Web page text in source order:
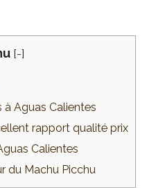
[-]
Aguas Calientes
rapport qualité prix
Calientes
du Machu Picchu